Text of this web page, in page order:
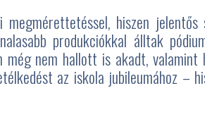
hiszen jelentős
produkciókkal álltak
nem hallott is akadt, valamint
az iskola jubileumához –